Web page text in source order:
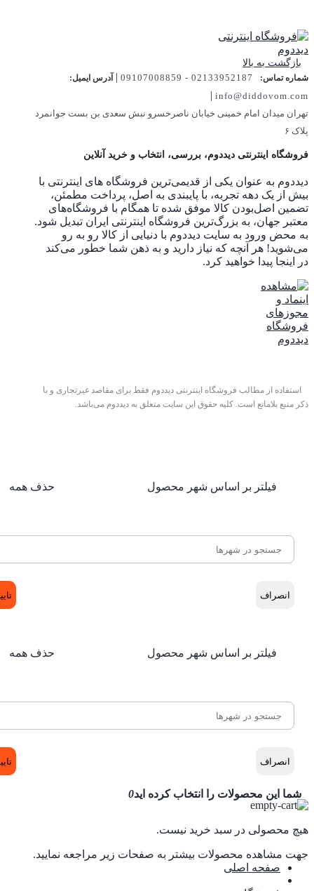
بازگشت به بالا
شماره تماس: 02133952187 - 09107008859
| آدرس ایمیل:
info@diddovom.com
|
تهران میدان امام خمینی خیابان ناصرخسرو نبش سعدی بن بست جوانمرد
پلاک ۶
فروشگاه اینترنتی دیددوم، بررسی، انتخاب و خرید آنلاین
دیددوم به عنوان یکی از قدیمی‌ترین فروشگاه های اینترنتی با
بیش از یک دهه تجربه، با پایبندی به اصل، پرداخت مطمئن،
تضمین اصل‌بودن کالا موفق شده تا همگام با فروشگاه‌های
معتبر جهان، به بزرگ‌ترین فروشگاه اینترنتی ایران تبدیل شود.
به محض ورود به سایت دیددوم با دنیایی از کالا رو به رو
می‌شوید! هر آنچه که نیاز دارید و به ذهن شما خطور می‌کند
در اینجا پیدا خواهید کرد.
استفاده از مطالب فروشگاه اینترنتی دیددوم فقط برای مقاصد غیرتجاری و با
ذکر منبع بلامانع است. کلیه حقوق این سایت متعلق به دیددوم می‌باشد.
فیلتر بر اساس شهر محصول حذف همه
انصراف
فیلتر بر اساس شهر محصول حذف همه
انصراف
شما این محصولات را انتخاب کرده اید0
هیچ محصولی در سبد خرید نیست.
جهت مشاهده محصولات بیشتر به صفحات زیر مراجعه نمایید.
صفحه اصلی